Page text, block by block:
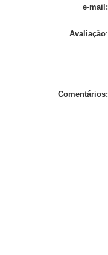
e-mail:
Avaliação:
Comentários: